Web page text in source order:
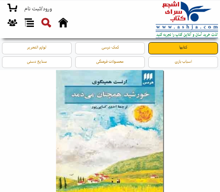
ورود/ثبت نام
کتابها کمک درسی لوازم التحریر
اسباب بازی محصولات فرهنگی صنایع دستی